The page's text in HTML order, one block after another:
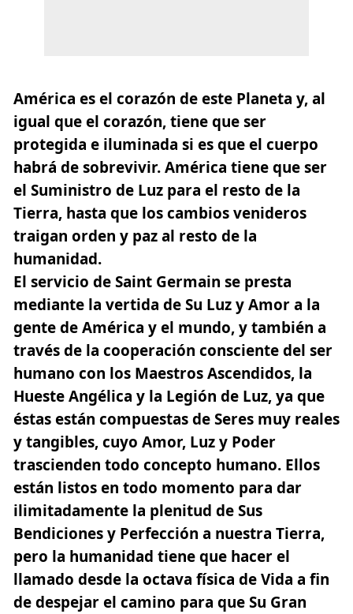
América es el corazón de este Planeta y, al
igual que el corazón, tiene que ser
protegida e iluminada si es que el cuerpo
habrá de sobrevivir. América tiene que ser
el Suministro de Luz para el resto de la
Tierra, hasta que los cambios venideros
traigan orden y paz al resto de la
humanidad.
El servicio de Saint Germain se presta
mediante la vertida de Su Luz y Amor a la
gente de América y el mundo, y también a
través de la cooperación consciente del ser
humano con los Maestros Ascendidos, la
Hueste Angélica y la Legión de Luz, ya que
éstas están compuestas de Seres muy reales
y tangibles, cuyo Amor, Luz y Poder
trascienden todo concepto humano. Ellos
están listos en todo momento para dar
ilimitadamente la plenitud de Sus
Bendiciones y Perfección a nuestra Tierra,
pero la humanidad tiene que hacer el
llamado desde la octava física de Vida a fin
de despejar el camino para que Su Gran